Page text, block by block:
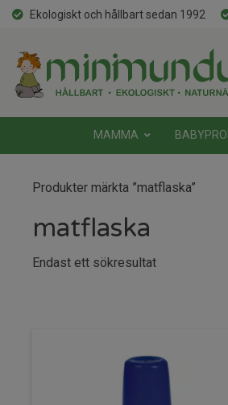
Ekologiskt och hållbart sedan 1992
MAMMA
Produkter märkta ”matflaska”
matflaska
Endast ett sökresultat